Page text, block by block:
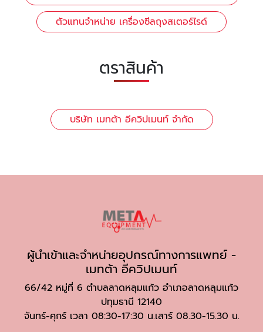
ตัวแทนจำหน่าย เครื่องซีลถุงสเตอร์ไรด์
ตราสินค้า
บริษัท เมทต้า อีควิปเมนท์ จำกัด
ผู้นำเข้าและจำหน่ายอุปกรณ์ทางการแพทย์ -
เมทต้า อีควิปเมนท์
66/42 หมู่ที่ 6 ตำบลลาดหลุมแก้ว อำเภอลาดหลุมแก้ว
ปทุมธานี 12140
จันทร์-ศุกร์ เวลา 08:30-17:30 น.เสาร์ 08.30-15.30 น.